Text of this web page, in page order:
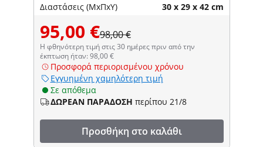
Διαστάσεις (ΜxΠxΥ) 30 x 29 x 42 cm
95,00 €98,00 €
Η φθηνότερη τιμή στις 30 ημέρες πριν από την
έκπτωση ήταν: 98,00 €
Προσφορά περιορισμένου χρόνου
Εγγυημένη χαμηλότερη τιμή
Σε απόθεμα
ΔΩΡΕΑΝ ΠΑΡΑΔΟΣΗ περίπου 21/8
Προσθήκη στο καλάθι